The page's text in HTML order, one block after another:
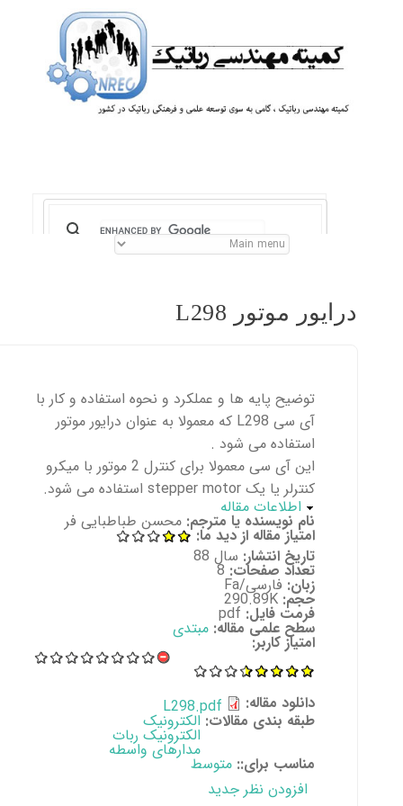
درایور موتور L298
توضیح پایه ها و عملکرد و نحوه استفاده و کار با
آی سی L298 که معمولا به عنوان درایور موتور
استفاده می شود .
این آی سی معمولا برای کنترل 2 موتور با میکرو
کنترلر یا یک stepper motor استفاده می شود.
پنهان کن
اطلاعات مقاله
نام نویسنده یا مترجم:محسن طباطبایی فر
امتیاز مقاله از دید ما:
تاریخ انتشار:سال 88
تعداد صفحات:8
زبان:فارسی/Fa
حجم:290.89K
فرمت فایل:pdf
سطح علمی مقاله:مبتدی
امتیاز کاربر:
دانلود مقاله: L298.pdf
طبقه بندی مقالات:الکترونیک
الکترونیک ربات
مدارهای واسطه
مناسب برای::متوسط
افزودن نظر جدید